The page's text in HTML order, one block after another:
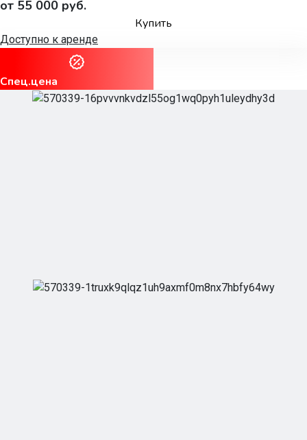
от 55 000 руб.
Купить
Доступно к аренде
Спец.цена